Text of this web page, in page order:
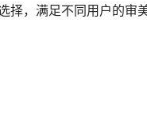
，满足不同用户的审美